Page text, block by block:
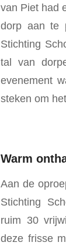
van Piet had
dorp aan te
Stichting
tal van
evenement
steken om
Warm
Aan de
Stichting
ruim 30
deze frisse